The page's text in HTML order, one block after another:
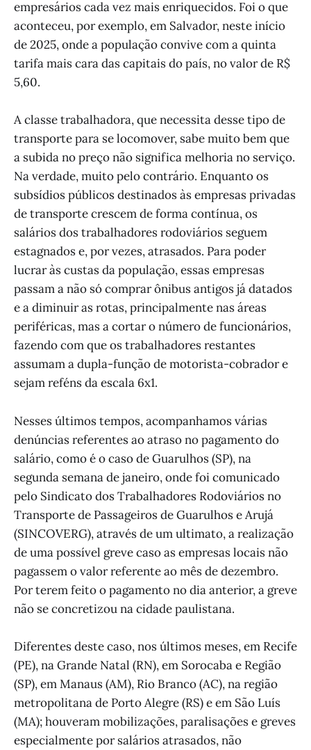
empresários cada vez mais enriquecidos. Foi o que
aconteceu, por exemplo, em Salvador, neste início
de 2025, onde a população convive com a quinta
tarifa mais cara das capitais do país, no valor de R$
5,60.
A classe trabalhadora, que necessita desse tipo de
transporte para se locomover, sabe muito bem que
a subida no preço não significa melhoria no serviço.
Na verdade, muito pelo contrário. Enquanto os
subsídios públicos destinados às empresas privadas
de transporte crescem de forma contínua, os
salários dos trabalhadores rodoviários seguem
estagnados e, por vezes, atrasados. Para poder
lucrar às custas da população, essas empresas
passam a não só comprar ônibus antigos já datados
e a diminuir as rotas, principalmente nas áreas
periféricas, mas a cortar o número de funcionários,
fazendo com que os trabalhadores restantes
assumam a dupla-função de motorista-cobrador e
sejam reféns da escala 6x1.
Nesses últimos tempos, acompanhamos várias
denúncias referentes ao atraso no pagamento do
salário, como é o caso de Guarulhos (SP), na
segunda semana de janeiro, onde foi comunicado
pelo Sindicato dos Trabalhadores Rodoviários no
Transporte de Passageiros de Guarulhos e Arujá
(SINCOVERG), através de um ultimato, a realização
de uma possível greve caso as empresas locais não
pagassem o valor referente ao mês de dezembro.
Por terem feito o pagamento no dia anterior, a greve
não se concretizou na cidade paulistana.
Diferentes deste caso, nos últimos meses, em Recife
(PE), na Grande Natal (RN), em Sorocaba e Região
(SP), em Manaus (AM), Rio Branco (AC), na região
metropolitana de Porto Alegre (RS) e em São Luís
(MA); houveram mobilizações, paralisações e greves
especialmente por salários atrasados, não